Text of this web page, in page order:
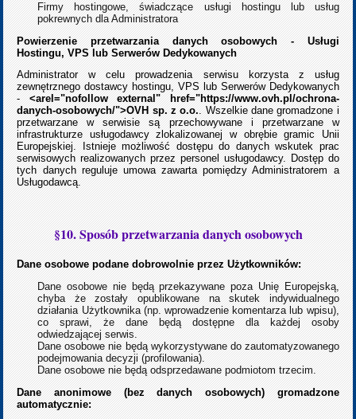
Firmy hostingowe, świadczące usługi hostingu lub usług
pokrewnych dla Administratora
Powierzenie przetwarzania danych osobowych - Usługi
Hostingu, VPS lub Serwerów Dedykowanych
Administrator w celu prowadzenia serwisu korzysta z usług
zewnętrznego dostawcy hostingu, VPS lub Serwerów Dedykowanych
- <arel="nofollow external" href="https://www.ovh.pl/ochrona-
danych-osobowych/">OVH sp. z o.o. . Wszelkie dane gromadzone i
przetwarzane w serwisie są przechowywane i przetwarzane w
infrastrukturze usługodawcy zlokalizowanej w obrębie gramic Unii
Europejskiej. Istnieje możliwość dostępu do danych wskutek prac
serwisowych realizowanych przez personel usługodawcy. Dostęp do
tych danych reguluje umowa zawarta pomiędzy Administratorem a
Usługodawcą.
§10. Sposób przetwarzania danych osobowych
Dane osobowe podane dobrowolnie przez Użytkowników:
Dane osobowe nie będą przekazywane poza Unię Europejską,
chyba że zostały opublikowane na skutek indywidualnego
działania Użytkownika (np. wprowadzenie komentarza lub wpisu),
co sprawi, że dane będą dostępne dla każdej osoby
odwiedzającej serwis.
Dane osobowe nie będą wykorzystywane do zautomatyzowanego
podejmowania decyzji (profilowania).
Dane osobowe nie będą odsprzedawane podmiotom trzecim.
Dane anonimowe (bez danych osobowych) gromadzone
automatycznie: